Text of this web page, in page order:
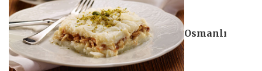
Osmanlı